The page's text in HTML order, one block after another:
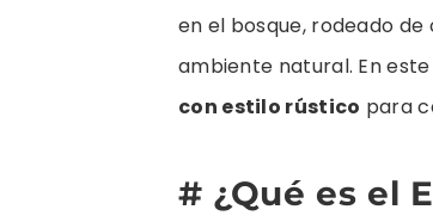
en el bosque, rodeado
ambiente natural. En
con estilo rústico para
# ¿Qué es el